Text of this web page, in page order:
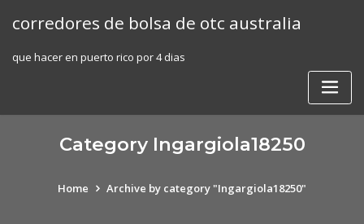
corredores de bolsa de otc australia
que hacer en puerto rico por 4 dias
Category Ingargiola18250
Home Archive by category "Ingargiola18250"